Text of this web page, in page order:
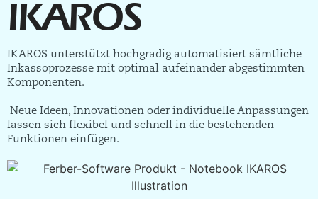
IKAROS
IKAROS unterstützt hochgradig automatisiert sämtliche
Inkassoprozesse mit optimal aufeinander abgestimmten
Komponenten.
Neue Ideen, Innovationen oder individuelle Anpassungen
lassen sich flexibel und schnell in die bestehenden
Funktionen einfügen.